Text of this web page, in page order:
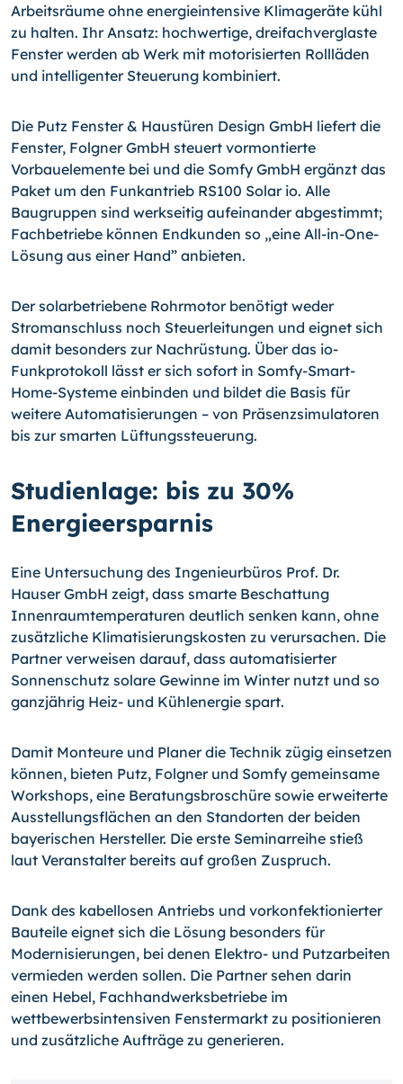
Arbeitsräume ohne energieintensive Klimageräte kühl
zu halten. Ihr Ansatz: hochwertige, dreifachverglaste
Fenster werden ab Werk mit motorisierten Rollläden
und intelligenter Steuerung kombiniert.
Die Putz Fenster & Haustüren Design GmbH liefert die
Fenster, Folgner GmbH steuert vormontierte
Vorbauelemente bei und die Somfy GmbH ergänzt das
Paket um den Funkantrieb RS100 Solar io. Alle
Baugruppen sind werkseitig aufeinander abgestimmt;
Fachbetriebe können Endkunden so „eine All-in-One-
Lösung aus einer Hand” anbieten.
Der solarbetriebene Rohrmotor benötigt weder
Stromanschluss noch Steuerleitungen und eignet sich
damit besonders zur Nachrüstung. Über das io-
Funkprotokoll lässt er sich sofort in Somfy-Smart-
Home-Systeme einbinden und bildet die Basis für
weitere Automatisierungen – von Präsenzsimulatoren
bis zur smarten Lüftungssteuerung.
Studienlage: bis zu 30%
Energieersparnis
Eine Untersuchung des Ingenieurbüros Prof. Dr.
Hauser GmbH zeigt, dass smarte Beschattung
Innenraumtemperaturen deutlich senken kann, ohne
zusätzliche Klimatisierungskosten zu verursachen. Die
Partner verweisen darauf, dass automatisierter
Sonnenschutz solare Gewinne im Winter nutzt und so
ganzjährig Heiz- und Kühlenergie spart.
Damit Monteure und Planer die Technik zügig einsetzen
können, bieten Putz, Folgner und Somfy gemeinsame
Workshops, eine Beratungsbroschüre sowie erweiterte
Ausstellungsflächen an den Standorten der beiden
bayerischen Hersteller. Die erste Seminarreihe stieß
laut Veranstalter bereits auf großen Zuspruch.
Dank des kabellosen Antriebs und vorkonfektionierter
Bauteile eignet sich die Lösung besonders für
Modernisierungen, bei denen Elektro- und Putzarbeiten
vermieden werden sollen. Die Partner sehen darin
einen Hebel, Fachhandwerksbetriebe im
wettbewerbsintensiven Fenstermarkt zu positionieren
und zusätzliche Aufträge zu generieren.